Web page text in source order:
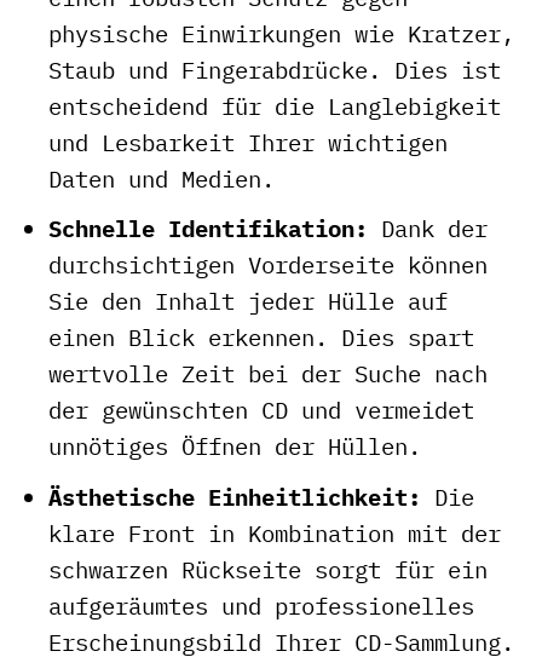
physische Einwirkungen wie Kratzer,
Staub und Fingerabdrücke. Dies ist
entscheidend für die Langlebigkeit
und Lesbarkeit Ihrer wichtigen
Daten und Medien.
Schnelle Identifikation: Dank der
durchsichtigen Vorderseite können
Sie den Inhalt jeder Hülle auf
einen Blick erkennen. Dies spart
wertvolle Zeit bei der Suche nach
der gewünschten CD und vermeidet
unnötiges Öffnen der Hüllen.
Ästhetische Einheitlichkeit: Die
klare Front in Kombination mit der
schwarzen Rückseite sorgt für ein
aufgeräumtes und professionelles
Erscheinungsbild Ihrer CD-Sammlung.